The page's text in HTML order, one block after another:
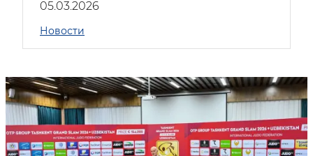
младших подростков
05.03.2026
Новости